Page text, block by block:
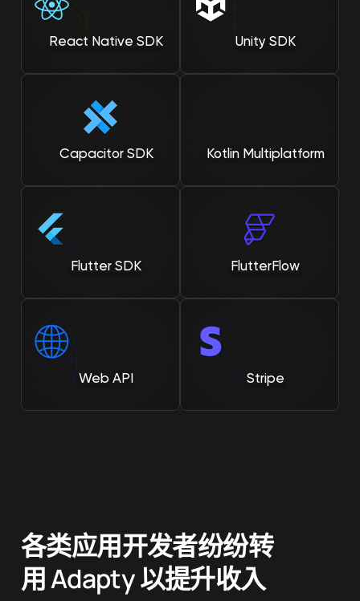
React Native SDK Unity SDK
Flutter SDK
Capacitor SDK Kotlin Multiplatform
FlutterFlow
Web API Stripe
各类应用开发者纷纷转
用 Adapty 以提升收入